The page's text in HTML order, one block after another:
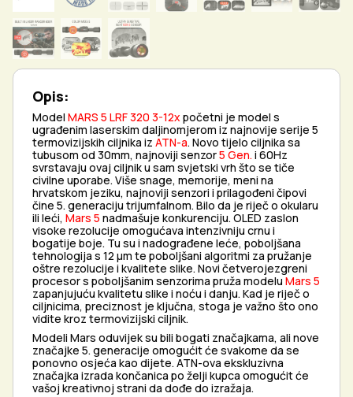
Opis:
Model MARS 5 LRF 320 3-12x početni je model s
ugrađenim laserskim daljinomjerom iz najnovije serije 5
termovizijskih ciljnika iz ATN-a. Novo tijelo ciljnika sa
tubusom od 30mm, najnoviji senzor5 Gen. i 60Hz
svrstavaju ovaj ciljnik u sam svjetski vrh što se tiče
civilne uporabe. Više snage, memorije, meni na
hrvatskom jeziku, najnoviji senzori i prilagođeni čipovi
čine 5. generaciju trijumfalnom. Bilo da je riječ o okularu
ili leći, Mars 5 nadmašuje konkurenciju. OLED zaslon
visoke rezolucije omogućava intenzivniju crnu i
bogatije boje. Tu su i nadograđene leće, poboljšana
tehnologija s 12 μm te poboljšani algoritmi za pružanje
oštre rezolucije i kvalitete slike. Novi četverojezgreni
procesor s poboljšanim senzorima pruža modelu Mars 5
zapanjujuću kvalitetu slike i noću i danju. Kad je riječ o
ciljnicima, preciznost je ključna, stoga je važno što ono
vidite kroz termovizijski ciljnik.
Modeli Mars oduvijek su bili bogati značajkama, ali nove
značajke 5. generacije omogućit će svakome da se
ponovno osjeća kao dijete. ATN-ova ekskluzivna
značajka izrada končanica po želji kupca omogućit će
vašoj kreativnoj strani da dođe do izražaja.